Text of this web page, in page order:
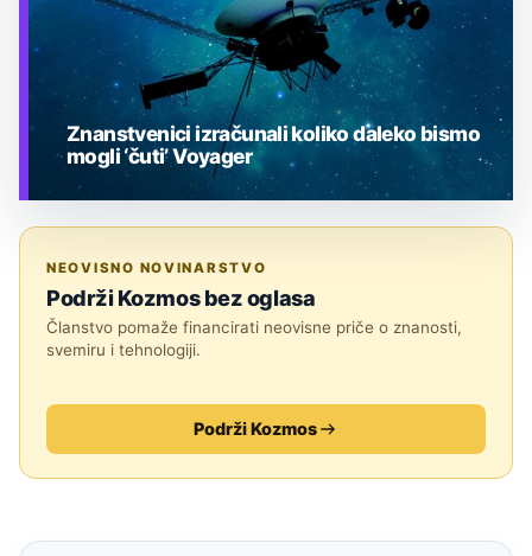
Znanstvenici izračunali koliko daleko bismo
mogli ‘čuti’ Voyager
NEOVISNO NOVINARSTVO
Podrži Kozmos bez oglasa
Članstvo pomaže financirati neovisne priče o znanosti,
svemiru i tehnologiji.
Podrži Kozmos